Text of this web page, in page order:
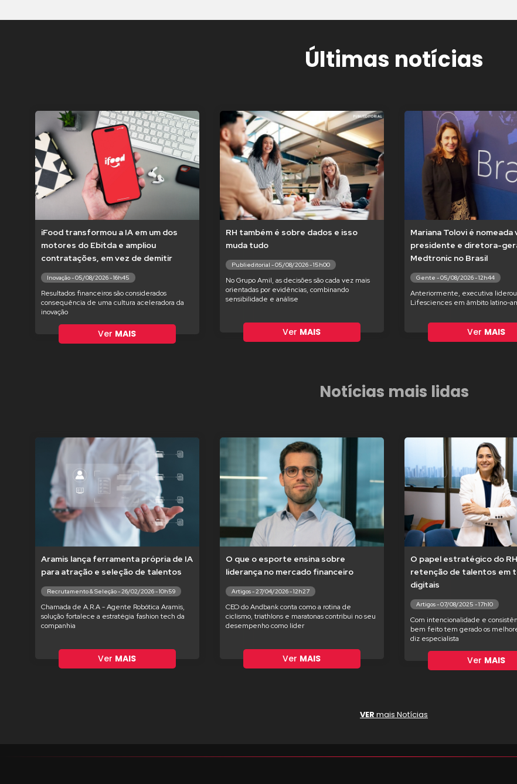
Últimas notícias
iFood transformou a IA em um dos
motores do Ebitda e ampliou
contratações, em vez de demitir
Inovação - 05/08/2026 - 16h45
Resultados financeiros são considerados
consequência de uma cultura aceleradora da
inovação
Ver MAIS
RH também é sobre dados e isso
muda tudo
Publieditorial - 05/08/2026 - 15h00
No Grupo Amil, as decisões são cada vez mais
orientadas por evidências, combinando
sensibilidade e análise
Ver MAIS
Mariana Tolovi é nomeada
presidente e diretora-
Medtronic no Brasil
Gente - 05/08/2026 - 12h44
Anteriormente, executiva liderou
Lifesciences em âmbito latino-
Ver MAIS
Notícias mais lidas
Aramis lança ferramenta própria de IA
para atração e seleção de talentos
Recrutamento & Seleção - 26/02/2026 - 10h59
Chamada de A.R.A - Agente Robótica Aramis,
solução fortalece a estratégia fashion tech da
companhia
Ver MAIS
O que o esporte ensina sobre
liderança no mercado financeiro
Artigos - 27/04/2026 - 12h27
CEO do Andbank conta como a rotina de
ciclismo, triathlons e maratonas contribui no seu
desempenho como líder
Ver MAIS
O papel estratégico do
retenção de talentos em
digitais
Artigos - 07/08/2025 - 17h10
Com intencionalidade e
bem feito tem gerado os
diz especialista
Ver MAIS
VER mais Notícias